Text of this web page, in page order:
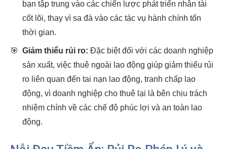
bạn tập trung vào các chiến lược phát triển nhân tài
cốt lõi, thay vì sa đà vào các tác vụ hành chính tốn
thời gian.
🎯 Giảm thiểu rủi ro: Đặc biệt đối với các doanh nghiệp
sản xuất, việc thuê ngoài lao động giúp giảm thiểu rủi
ro liên quan đến tai nạn lao động, tranh chấp lao
động, vì doanh nghiệp cho thuê lại là bên chịu trách
nhiệm chính về các chế độ phúc lợi và an toàn lao
động.